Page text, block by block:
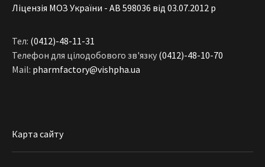
Ліцензія МОЗ України - АВ 598036 від 03.07.2012 р
Тел: (0412)-48-11-31
Телефон для цілодобового зв'язку (0412)-48-10-70
Mail: pharmfactory@vishpha.ua
Карта сайту